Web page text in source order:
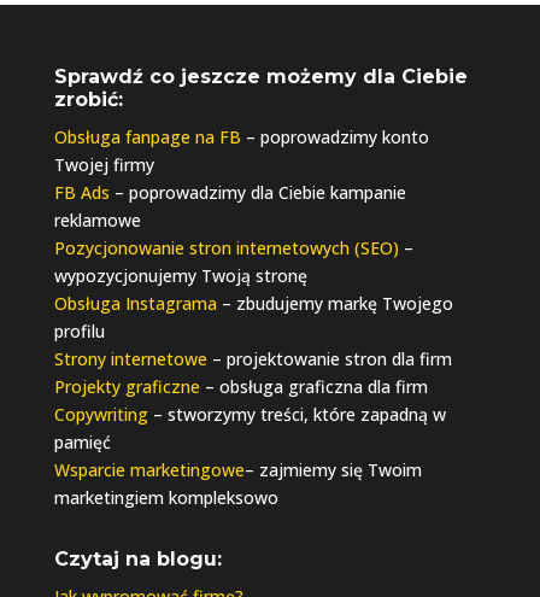
Sprawdź co jeszcze możemy dla Ciebie
zrobić:
Obsługa fanpage na FB – poprowadzimy konto
Twojej firmy
FB Ads – poprowadzimy dla Ciebie kampanie
reklamowe
Pozycjonowanie stron internetowych (SEO) –
wypozycjonujemy Twoją stronę
Obsługa Instagrama– zbudujemy markę Twojego
profilu
Strony internetowe – projektowanie stron dla firm
Projekty graficzne – obsługa graficzna dla firm
Copywriting– stworzymy treści, które zapadną w
pamięć
Wsparcie marketingowe– zajmiemy się Twoim
marketingiem kompleksowo
Czytaj na blogu: